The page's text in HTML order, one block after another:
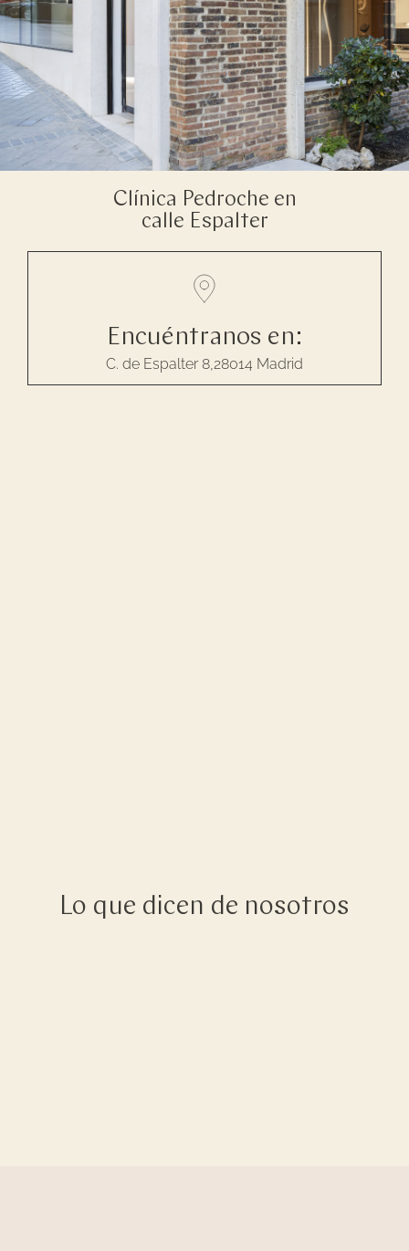
Clínica Pedroche en
calle Espalter
Encuéntranos en:
C. de Espalter 8,28014 Madrid
Lo que dicen de nosotros